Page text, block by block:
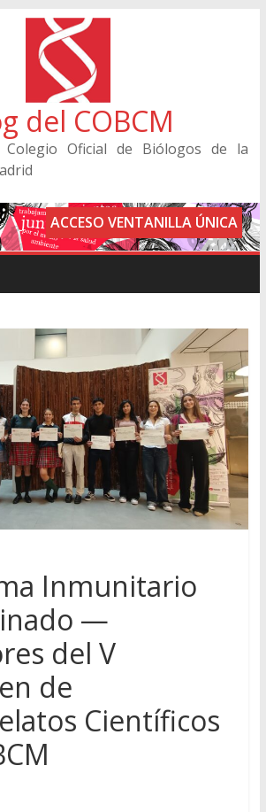
del COBCM
Oficial de Biólogos de la
ACCESO VENTANILLA ÚNICA
Inmunitario
—
del V
de
Científicos